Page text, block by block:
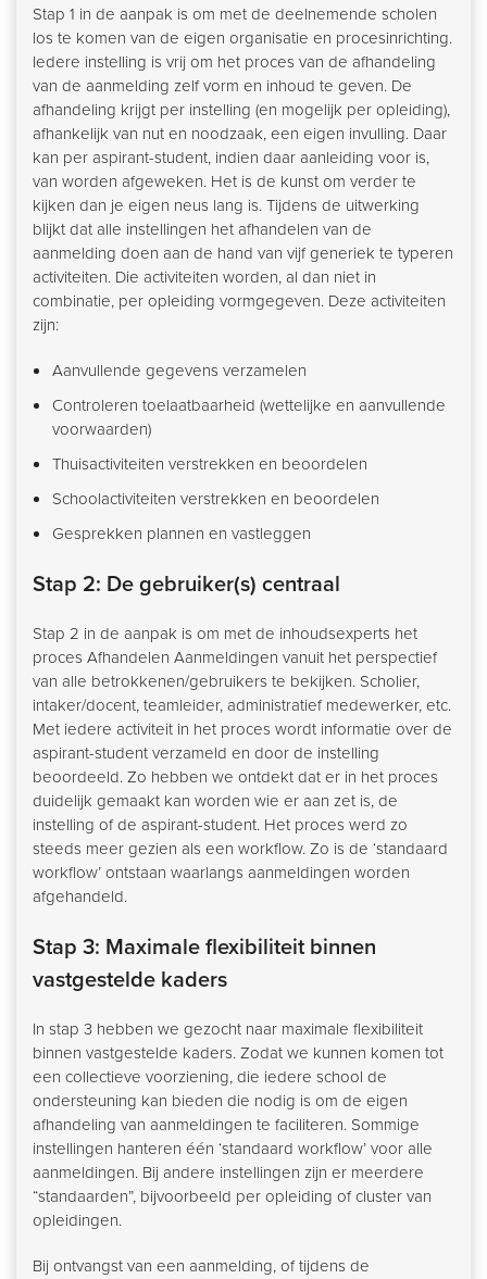
Stap 1 in de aanpak is om met de deelnemende scholen
los te komen van de eigen organisatie en procesinrichting.
Iedere instelling is vrij om het proces van de afhandeling
van de aanmelding zelf vorm en inhoud te geven. De
afhandeling krijgt per instelling (en mogelijk per opleiding),
afhankelijk van nut en noodzaak, een eigen invulling. Daar
kan per aspirant-student, indien daar aanleiding voor is,
van worden afgeweken. Het is de kunst om verder te
kijken dan je eigen neus lang is. Tijdens de uitwerking
blijkt dat alle instellingen het afhandelen van de
aanmelding doen aan de hand van vijf generiek te typeren
activiteiten. Die activiteiten worden, al dan niet in
combinatie, per opleiding vormgegeven. Deze activiteiten
zijn:
Aanvullende gegevens verzamelen
Controleren toelaatbaarheid (wettelijke en aanvullende
voorwaarden)
Thuisactiviteiten verstrekken en beoordelen
Schoolactiviteiten verstrekken en beoordelen
Gesprekken plannen en vastleggen
Stap 2: De gebruiker(s) centraal
Stap 2 in de aanpak is om met de inhoudsexperts het
proces Afhandelen Aanmeldingen vanuit het perspectief
van alle betrokkenen/gebruikers te bekijken. Scholier,
intaker/docent, teamleider, administratief medewerker, etc.
Met iedere activiteit in het proces wordt informatie over de
aspirant-student verzameld en door de instelling
beoordeeld. Zo hebben we ontdekt dat er in het proces
duidelijk gemaakt kan worden wie er aan zet is, de
instelling of de aspirant-student. Het proces werd zo
steeds meer gezien als een workflow. Zo is de ‘standaard
workflow’ ontstaan waarlangs aanmeldingen worden
afgehandeld.
Stap 3: Maximale flexibiliteit binnen
vastgestelde kaders
In stap 3 hebben we gezocht naar maximale flexibiliteit
binnen vastgestelde kaders. Zodat we kunnen komen tot
een collectieve voorziening, die iedere school de
ondersteuning kan bieden die nodig is om de eigen
afhandeling van aanmeldingen te faciliteren. Sommige
instellingen hanteren één ‘standaard workflow’ voor alle
aanmeldingen. Bij andere instellingen zijn er meerdere
“standaarden”, bijvoorbeeld per opleiding of cluster van
opleidingen.
Bij ontvangst van een aanmelding, of tijdens de